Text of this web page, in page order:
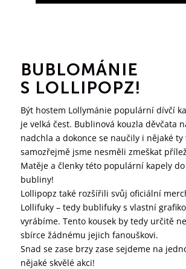
BUBLOMÁNIE
S LOLLIPOPZ!
Být hostem Lollymánie populární dívčí
je velká čest. Bublinová kouzla děvčata
nadchla a dokonce se naučily i nějaké ty
samozřejmě jsme nesměli zmeškat
Matěje a členky této populární kapely
bubliny!
Lollipopz také rozšířili svůj oficiální
Lollifuky – tedy bublifuky s vlastní
vyrábíme. Tento kousek by tedy určitě
sbírce žádnému jejich fanouškovi.
Snad se zase brzy zase sejdeme na
nějaké skvělé akci!